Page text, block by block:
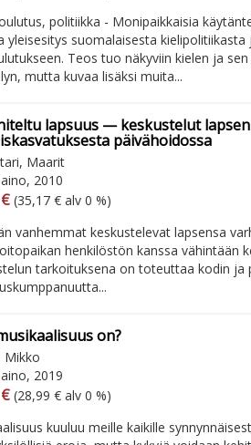
politiikka - Monipaikkaisia
yleisesitys suomalaisesta kielipolitiikasta
Teos tuo näkyviin kielen ja
mutta kuvaa lisäksi muita...
lapsuus — keskustelut lapsen
päivähoidossa
Maarit
2010
hinta
Arvonlisäveroton hinta
(35,17 € alv 0 %)
vanhemmat keskustelevat lapsensa
henkilöstön kanssa vähintään
tarkoituksena on toteuttaa kodin ja
on?
Mikko
2019
hinta
Arvonlisäveroton hinta
(28,99 € alv 0 %)
kuuluu meille kaikille